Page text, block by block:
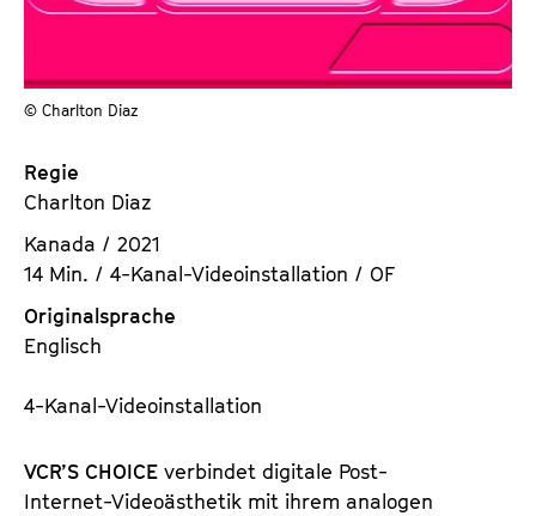
t
e
V
.
© Charlton Diaz
Regie
Charlton Diaz
Kanada / 2021
14 Min. / 4-Kanal-Videoinstallation / OF
Originalsprache
Englisch
4-Kanal-Videoinstallation
VCR’S CHOICE verbindet digitale Post-
Internet-Videoästhetik mit ihrem analogen